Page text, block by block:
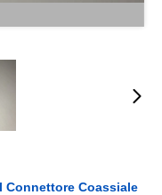
Connettore Coassiale